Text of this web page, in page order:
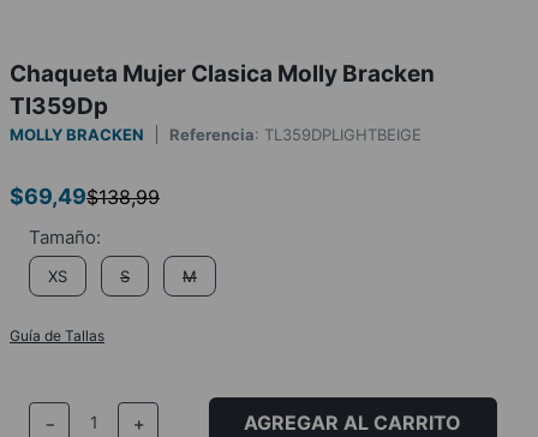
Chaqueta Mujer Clasica Molly Bracken
Tl359Dp
MOLLY BRACKEN Referencia: TL359DPLIGHTBEIGE
$69,49$138,99
XS S M
Guía de Tallas
＋
－ AGREGAR AL CARRITO